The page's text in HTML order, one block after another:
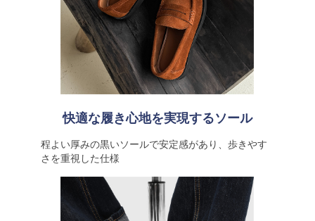
快適な履き心地を実現するソール
程よい厚みの黒いソールで安定感があり、歩きやす
さを重視した仕様